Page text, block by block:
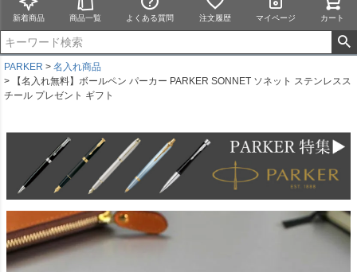
新着商品 商品一覧 よくある質問 注文履歴 マイページ カート
PARKER
名入れ商品
【名入れ無料】ボールペン パーカー PARKER SONNET ソネット ステンレスス
チール プレゼント ギフト